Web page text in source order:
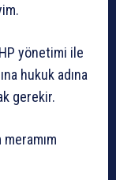
yönetimi ile
hukuk adına
gerekir.